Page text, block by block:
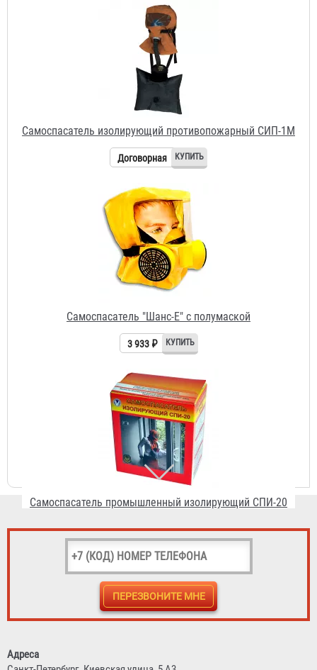
Договорная
Самоспасатель "Шанс-Е" с полумаской
3 933 ₽
Самоспасатель промышленный изолирующий СПИ-20
7 508 ₽
Самоспасатель "Шанс-Е" с четвертьмаской
Адреса